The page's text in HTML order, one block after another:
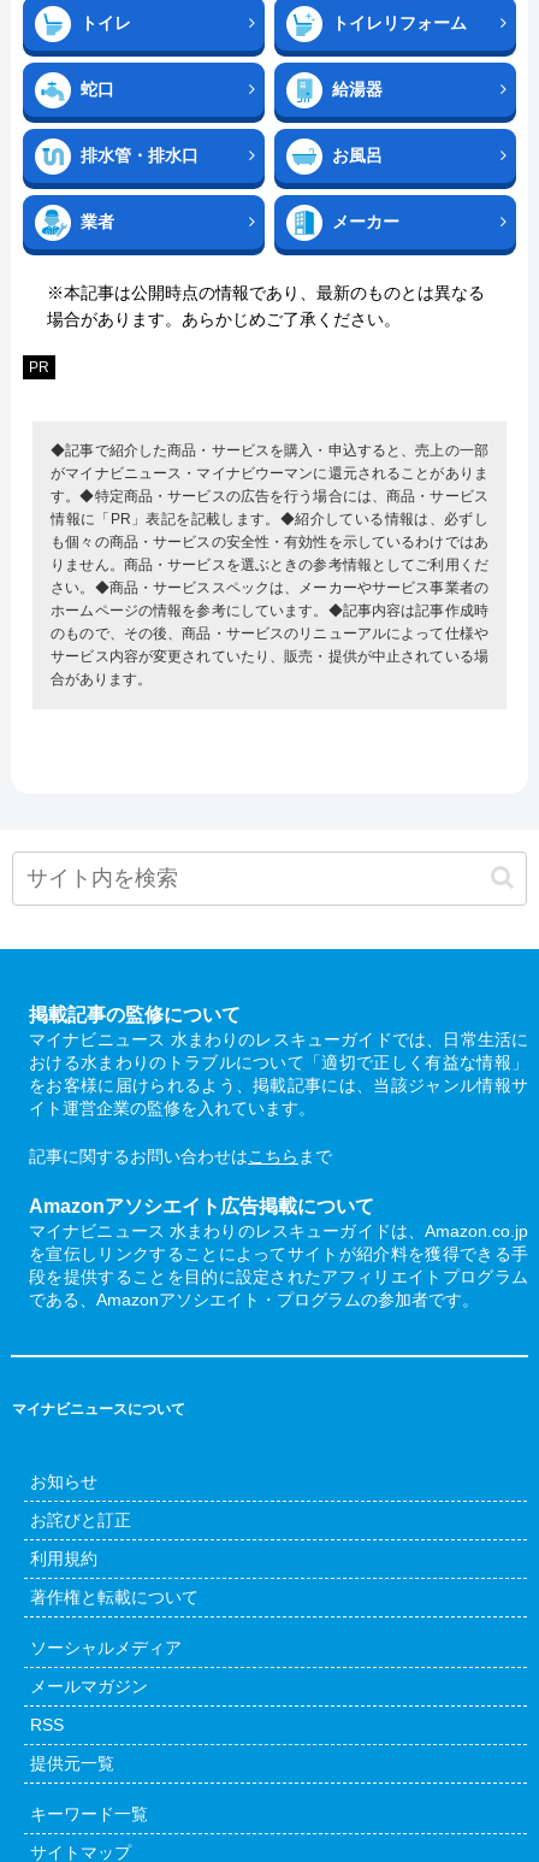
トイレ トイレリフォーム
蛇口 給湯器
排水管・排水口 お風呂
業者 メーカー
※本記事は公開時点の情報であり、最新のものとは異なる
場合があります。あらかじめご了承ください。
PR
◆記事で紹介した商品・サービスを購入・申込すると、売上の一部
がマイナビニュース・マイナビウーマンに還元されることがありま
す。◆特定商品・サービスの広告を行う場合には、商品・サービス
情報に「PR」表記を記載します。◆紹介している情報は、必ずし
も個々の商品・サービスの安全性・有効性を示しているわけではあ
りません。商品・サービスを選ぶときの参考情報としてご利用くだ
さい。◆商品・サービススペックは、メーカーやサービス事業者の
ホームページの情報を参考にしています。◆記事内容は記事作成時
のもので、その後、商品・サービスのリニューアルによって仕様や
サービス内容が変更されていたり、販売・提供が中止されている場
合があります。
掲載記事の監修について
マイナビニュース 水まわりのレスキューガイドでは、日常生活に
おける水まわりのトラブルについて「適切で正しく有益な情報」
をお客様に届けられるよう、掲載記事には、当該ジャンル情報サ
イト運営企業の監修を入れています。
記事に関するお問い合わせはこちら まで
Amazonアソシエイト広告掲載について
マイナビニュース 水まわりのレスキューガイドは、Amazon.co.jp
を宣伝しリンクすることによってサイトが紹介料を獲得できる手
段を提供することを目的に設定されたアフィリエイトプログラム
である、Amazonアソシエイト・プログラムの参加者です。
マイナビニュースについて
お知らせ
お詫びと訂正
利用規約
著作権と転載について
ソーシャルメディア
メールマガジン
RSS
提供元一覧
キーワード一覧
サイトマップ